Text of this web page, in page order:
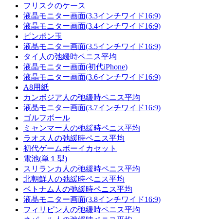
フリスクのケース
液晶モニター画面(3.3インチワイド16:9)
液晶モニター画面(3.4インチワイド16:9)
ピンポン玉
液晶モニター画面(3.5インチワイド16:9)
タイ人の弛緩時ペニス平均
液晶モニター画面(初代iPhone)
液晶モニター画面(3.6インチワイド16:9)
A8用紙
カンボジア人の弛緩時ペニス平均
液晶モニター画面(3.7インチワイド16:9)
ゴルフボール
ミャンマー人の弛緩時ペニス平均
ラオス人の弛緩時ペニス平均
初代ゲームボーイカセット
電池(単１型)
スリランカ人の弛緩時ペニス平均
北朝鮮人の弛緩時ペニス平均
ベトナム人の弛緩時ペニス平均
液晶モニター画面(3.8インチワイド16:9)
フィリピン人の弛緩時ペニス平均